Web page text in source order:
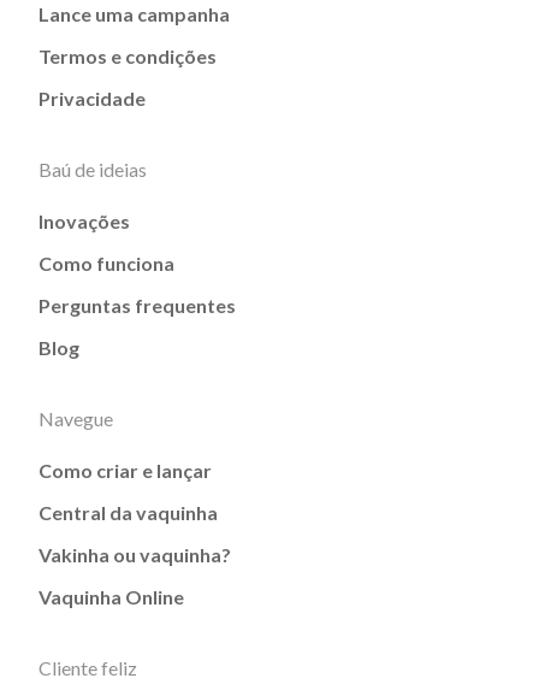
Lance uma campanha
Termos e condições
Privacidade
Baú de ideias
Inovações
Como funciona
Perguntas frequentes
Blog
Navegue
Como criar e lançar
Central da vaquinha
Vakinha ou vaquinha?
Vaquinha Online
Cliente feliz